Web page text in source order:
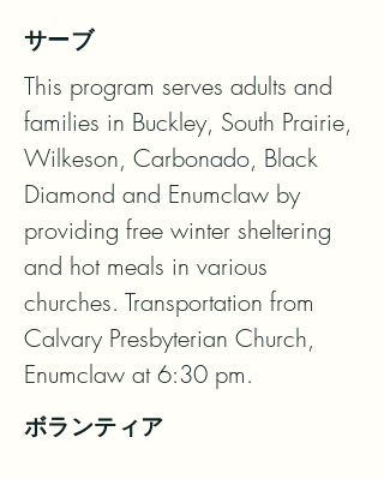
サーブ
This program serves adults and
families in Buckley, South Prairie,
Wilkeson, Carbonado, Black
Diamond and Enumclaw by
providing free winter sheltering
and hot meals in various
churches. Transportation from
Calvary Presbyterian Church,
Enumclaw at 6:30 pm.
ボランティア